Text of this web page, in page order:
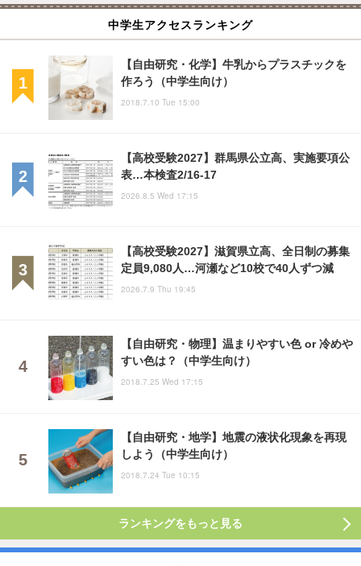
中学生アクセスランキング
【自由研究・化学】牛乳からプラスチックを
作ろう（中学生向け）
2018.7.10 Tue 15:00
【高校受験2027】群馬県公立高、実施要項公
表…本検査2/16-17
2026.8.5 Wed 17:15
【高校受験2027】滋賀県立高、全日制の募集
定員9,080人…河瀬など10校で40人ずつ減
2026.7.9 Thu 19:45
【自由研究・物理】温まりやすい色 or 冷めや
すい色は？（中学生向け）
2018.7.25 Wed 17:15
【自由研究・地学】地震の液状化現象を再現
しよう（中学生向け）
2018.7.24 Tue 10:15
ランキングをもっと見る